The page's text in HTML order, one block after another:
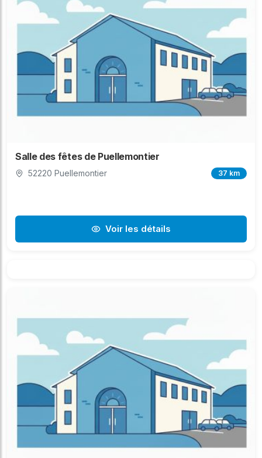
Salle des fêtes de Puellemontier
52220 Puellemontier 37 km
Voir les détails